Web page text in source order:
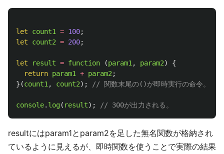
let count1 = 100;
let
count2 = 200;
let result = function (param1 , param2)
{
return param1 + param2 ;
}(count1 , count2); // 関数末尾の()が即時実行の命令。引
console. log( result); // 300が出力される。
resultにはparam1とparam2を足した無名関数が格納され
ているように見えるが、即時関数を使うことで実際の結果